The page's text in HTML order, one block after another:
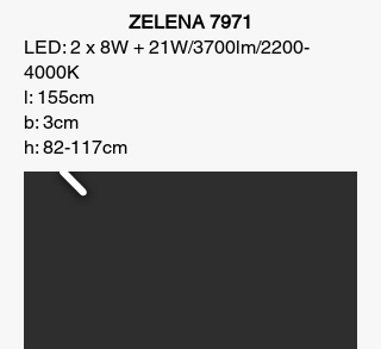
ZELENA 7971
LED: 2 x 8W + 21W/3700lm/2200-
4000K
l: 155cm
b: 3cm
h: 82-117cm